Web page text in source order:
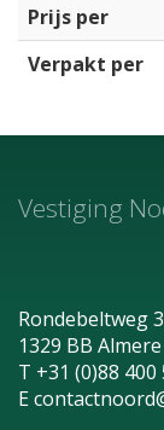
Prijs per
Verpakt per
Vestiging
Rondebeltweg
1329 BB Almere
T +31 (0)88 400
E